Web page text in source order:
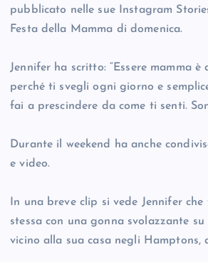
pubblicato nelle sue Instagram
Festa della Mamma di domenica.
Jennifer ha scritto: “Essere mamma è
perché ti svegli ogni giorno e
fai a prescindere da come ti senti.
Durante il weekend ha anche
e video.
In una breve clip si vede Jennifer
stessa con una gonna svolazzante
vicino alla sua casa negli Hamptons,